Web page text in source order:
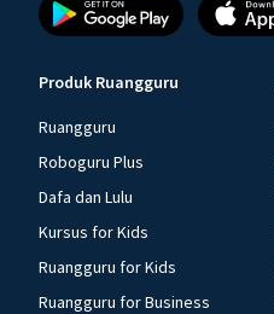
Produk Ruangguru
Ruangguru
Roboguru Plus
Dafa dan Lulu
Kursus for Kids
Ruangguru for Kids
Ruangguru for Business